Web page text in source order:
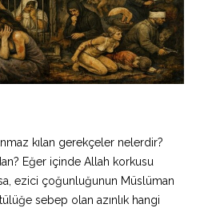
kılan gerekçeler nelerdir?
Eğer içinde Allah korkusu
ezici çoğunluğunun Müslüman
sebep olan azınlık hangi